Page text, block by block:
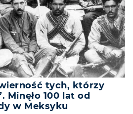
tych, którzy
Minęło 100 lat od
w Meksyku